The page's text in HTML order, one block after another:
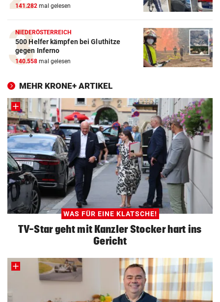
141.282 mal gelesen
NIEDERÖSTERREICH
500 Helfer kämpfen bei Gluthitze
gegen Inferno
140.558 mal gelesen
MEHR KRONE+ ARTIKEL
WAS FÜR EINE KLATSCHE!
TV-Star geht mit Kanzler Stocker hart ins
Gericht